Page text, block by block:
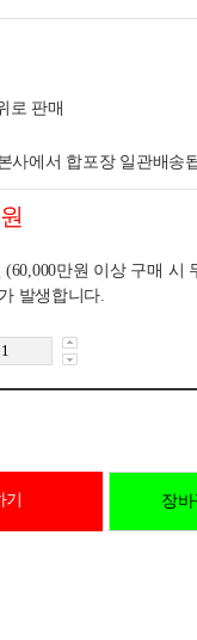
로 판매
사에서 합포장 일관배송
(60,000만원 이상 구매 시
발생합니다.
장바